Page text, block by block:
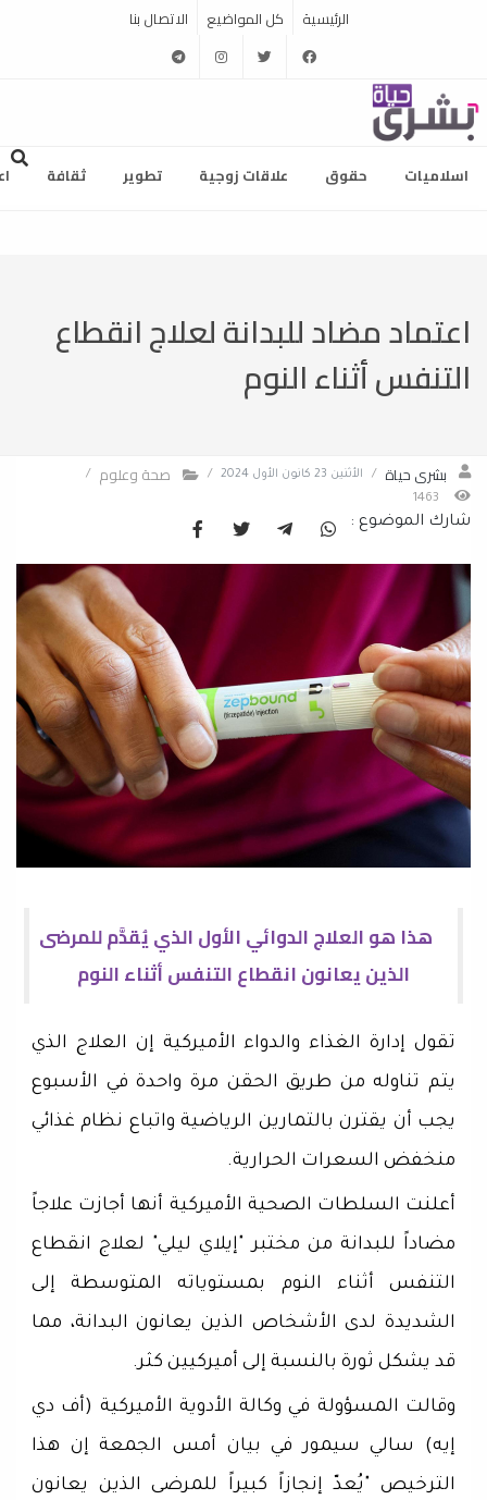
الرئيسية كل المواضيع الاتصال بنا
facebook
twitter
instagram
telegram
اسلاميات حقوق علاقات زوجية تطوير ثقافة
اعتماد مضاد للبدانة لعلاج انقطاع
التنفس أثناء النوم
بشرى حياة / الأثنين 23 كانون الأول 2024 / صحة وعلوم
/
شارك الموضوع :
هذا هو العلاج الدوائي الأول الذي يُقدَّم للمرضى
الذين يعانون انقطاع التنفس أثناء النوم
تقول إدارة الغذاء والدواء الأميركية إن العلاج الذي
يتم تناوله من طريق الحقن مرة واحدة في الأسبوع
يجب أن يقترن بالتمارين الرياضية واتباع نظام غذائي
منخفض السعرات الحرارية.
أعلنت السلطات الصحية الأميركية أنها أجازت علاجاً
مضاداً للبدانة من مختبر "إيلاي ليلي" لعلاج انقطاع
التنفس أثناء النوم بمستوياته المتوسطة إلى
الشديدة لدى الأشخاص الذين يعانون البدانة، مما
قد يشكل ثورة بالنسبة إلى أميركيين كثر.
وقالت المسؤولة في وكالة الأدوية الأميركية (أف دي
إيه) سالي سيمور في بيان أمس الجمعة إن هذا
الترخيص "يُعدّ إنجازاً كبيراً للمرضى الذين يعانون